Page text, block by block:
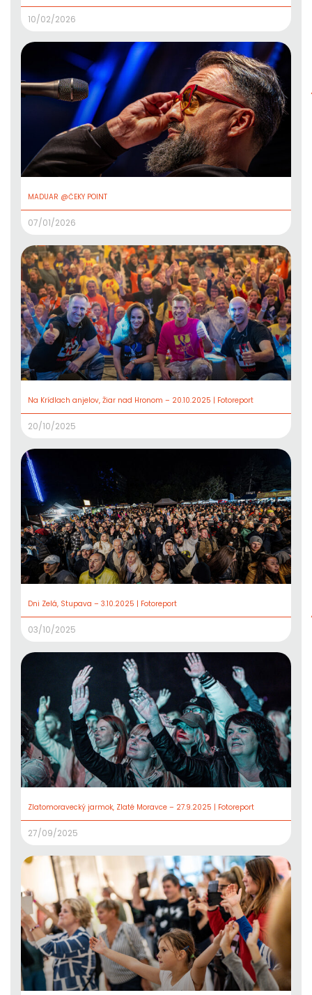
10/02/2026
MADUAR @ČEKY POINT
07/01/2026
Na Krídlach anjelov, Žiar nad Hronom – 20.10.2025 | Fotoreport
20/10/2025
Dni Zelá, Stupava – 3.10.2025 | Fotoreport
03/10/2025
Zlatomoravecký jarmok, Zlaté Moravce – 27.9.2025 | Fotoreport
27/09/2025